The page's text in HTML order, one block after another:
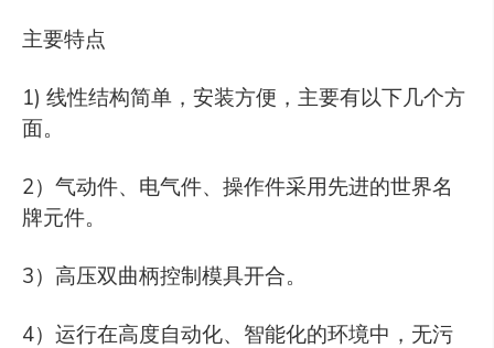
主要特点
1) 线性结构简单，安装方便，主要有以下几个方
面。
2）气动件、电气件、操作件采用先进的世界名
牌元件。
3）高压双曲柄控制模具开合。
4）运行在高度自动化、智能化的环境中，无污